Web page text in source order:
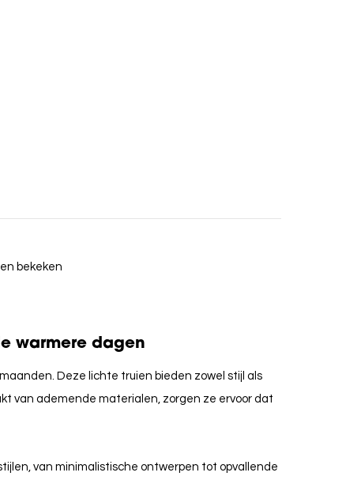
bekeken
warmere dagen
Deze lichte truien bieden zowel stijl als
van ademende materialen, zorgen ze ervoor dat
van minimalistische ontwerpen tot opvallende